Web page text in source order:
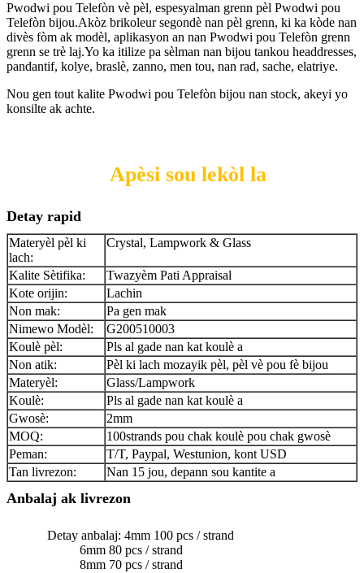
Pwodwi pou Telefòn vè pèl, espesyalman grenn pèl Pwodwi pou
Telefòn bijou.Akòz brikoleur segondè nan pèl grenn, ki ka kòde nan
divès fòm ak modèl, aplikasyon an nan Pwodwi pou Telefòn grenn
grenn se trè laj.Yo ka itilize pa sèlman nan bijou tankou headdresses,
pandantif, kolye, braslè, zanno, men tou, nan rad, sache, elatriye.
Nou gen tout kalite Pwodwi pou Telefòn bijou nan stock, akeyi yo
konsilte ak achte.
Apèsi sou lekòl la
Detay rapid
Materyèl pèl ki
lach:
Crystal, Lampwork & Glass
Kalite Sètifika:
Twazyèm Pati Appraisal
Kote orijin:
Lachin
Non mak:
Pa gen mak
Nimewo Modèl:
G200510003
Koulè pèl:
Pls al gade nan kat koulè a
Non atik:
Pèl ki lach mozayik pèl, pèl vè pou fè bijou
Materyèl:
Glass/Lampwork
Koulè:
Pls al gade nan kat koulè a
Gwosè:
2mm
MOQ:
100strands pou chak koulè pou chak gwosè
Peman:
T/T, Paypal, Westunion, kont USD
Tan livrezon:
Nan 15 jou, depann sou kantite a
Anbalaj ak livrezon
Detay anbalaj: 4mm 100 pcs / strand
6mm 80 pcs / strand
8mm 70 pcs / strand